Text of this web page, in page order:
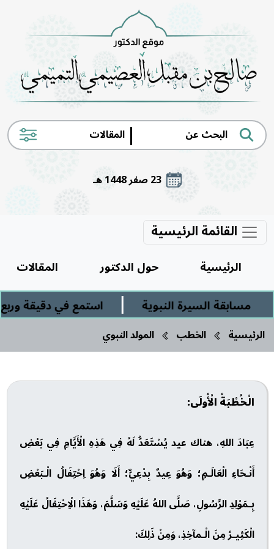
|
23 صفر 1448 هـ
القائمة الرئيسية
الرئيسية حول الدكتور
المقالات
مسابقة السيرة النبوية
| استمع في دقيقة
الرئيسية الخطب المولد النبوي
الْخُطْبَةُ الْأُولَى:
عِبَادَ اللهِ، هناك عيد يُسْتَعَدُّ لَهُ فِي هَذِهِ الْأَيَّامِ فِي بَعْضِ
أَنْـحَاءِ الْعَالَـمِ؛ وَهُوَ عِيدٌ بِدْعِيٌّ؛ أَلَا وَهُوَ اِحْتِفَالُ الْـبَعْضِ
بِـمَوْلِدِ الرَّسُولِ، صَلَّى اللهُ عَلَيْهِ وَسَلَّمَ، وَهَذَا الْاِحْتِفَالُ عَلَيْهِ
الْكَثِيـرُ مِنَ الْـمآخِذِ، وَمِنْ ذَلِكَ: